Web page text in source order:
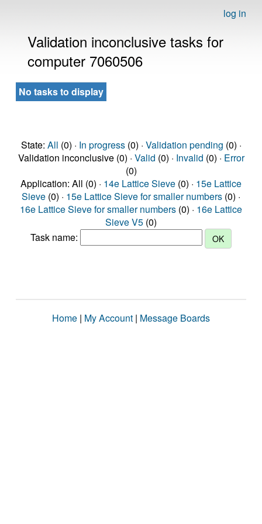
log in
Validation inconclusive tasks for
computer 7060506
No tasks to display
State: All (0) · In progress(0) · Validation pending (0) ·
Validation inconclusive (0) · Valid (0) · Invalid (0) · Error
(0)
Application: All (0) · 14e Lattice Sieve (0) · 15e Lattice
Sieve (0) · 15e Lattice Sieve for smaller numbers (0) ·
16e Lattice Sieve for smaller numbers (0) · 16e Lattice
Sieve V5 (0)
Task name:
Home | My Account | Message Boards